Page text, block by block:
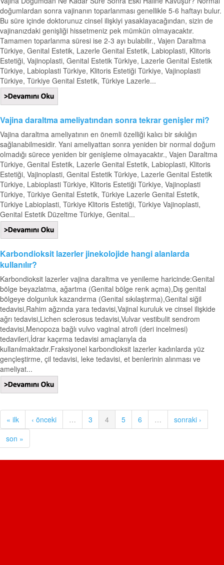
doğumlardan sonra vajinanın toparlanması genellikle 5-6 haftayı bulur.
Bu süre içinde doktorunuz cinsel ilişkiyi yasaklayacağından, sizin de
vajinanızdaki genişliği hissetmeniz pek mümkün olmayacaktır.
Tamamen toparlanma süresi ise 2-3 ayı bulabilir., Vajen Daraltma
Türkiye, Genital Estetik, Lazerle Genital Estetik, Labioplasti, Klitoris
Estetiği, Vajinoplasti, Genital Estetik Türkiye, Lazerle Genital Estetik
Türkiye, Labioplasti Türkiye, Klitoris Estetiği Türkiye, Vajinoplasti
Türkiye, Türkiye Genital Estetik, Türkiye Lazerle...
Vajina daraltma ameliyatından sonra tekrar genişler mi?
Vajina daraltma ameliyatının en önemli özelliği kalıcı bir sıkılığın
sağlanabilmesidir. Yani ameliyattan sonra yeniden bir normal doğum
olmadığı sürece yeniden bir genişleme olmayacaktır., Vajen Daraltma
Türkiye, Genital Estetik, Lazerle Genital Estetik, Labioplasti, Klitoris
Estetiği, Vajinoplasti, Genital Estetik Türkiye, Lazerle Genital Estetik
Türkiye, Labioplasti Türkiye, Klitoris Estetiği Türkiye, Vajinoplasti
Türkiye, Türkiye Genital Estetik, Türkiye Lazerle Genital Estetik,
Türkiye Labioplasti, Türkiye Klitoris Estetiği, Türkiye Vajinoplasti,
Genital Estetik Düzeltme Türkiye, Genital...
Karbondioksit lazerler jinekolojide hangi alanlarda
kullanılır?
Karbondioksit lazerler vajina daraltma ve yenileme haricinde:Genital
bölge beyazlatma, ağartma (Genital bölge renk açma),Dış genital
bölgeye dolgunluk kazandırma (Genital sıkılaştırma),Genital siğil
tedavisi,Rahim ağzında yara tedavisi,Vajinal kuruluk ve cinsel ilişkide
ağrı tedavisi,Lichen sclerosus tedavisi,Vulvar vestibulit sendrom
tedavisi,Menopoza bağlı vulvo vaginal atrofi (deri incelmesi)
tedavileri,İdrar kaçırma tedavisi amaçlarıyla da
kullanılmaktadır.Fraksiyonel karbondioksit lazerler kadınlarda yüz
gençleştirme, çil tedavisi, leke tedavisi, et benlerinin alınması ve
ameliyat...
« ilk ‹ önceki … 3 4 5 6 …
sonraki ›
son »